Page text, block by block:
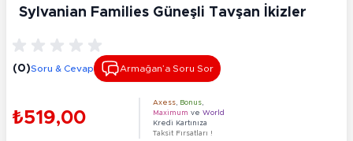
Sylvanian Families Güneşli Tavşan İkizler
(0)Soru & Cevap Armağan’a Soru Sor
₺519,00
Axess Bonus
Maximum ve World
Kredi Kartınıza
Taksit Fırsatları !